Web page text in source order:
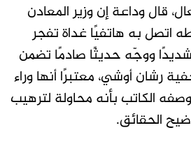
قال وداعة إن وزير المعادن
اتصل به هاتفيًا غداة تفجر
ووجّه حديثًا صادمًا تضمن
رشان أوشي، معتبرًا أنها وراء
الكاتب بأنه محاولة لترهيب
الحقائق.